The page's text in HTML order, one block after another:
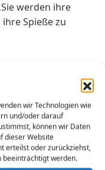
wir Technologien wie
und/oder darauf
können wir Daten
dieser Website
erteilst oder zurückziehst,
beeinträchtigt werden.
werden ihre
Spieße zu
Offenbarung
den neuen
schafft.